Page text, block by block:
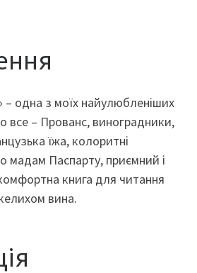
– одна з моїх найулюбленіших
все – Прованс, виноградники,
їжа, колоритні
мадам Паспарту, приємний і
книга для читання
вина.